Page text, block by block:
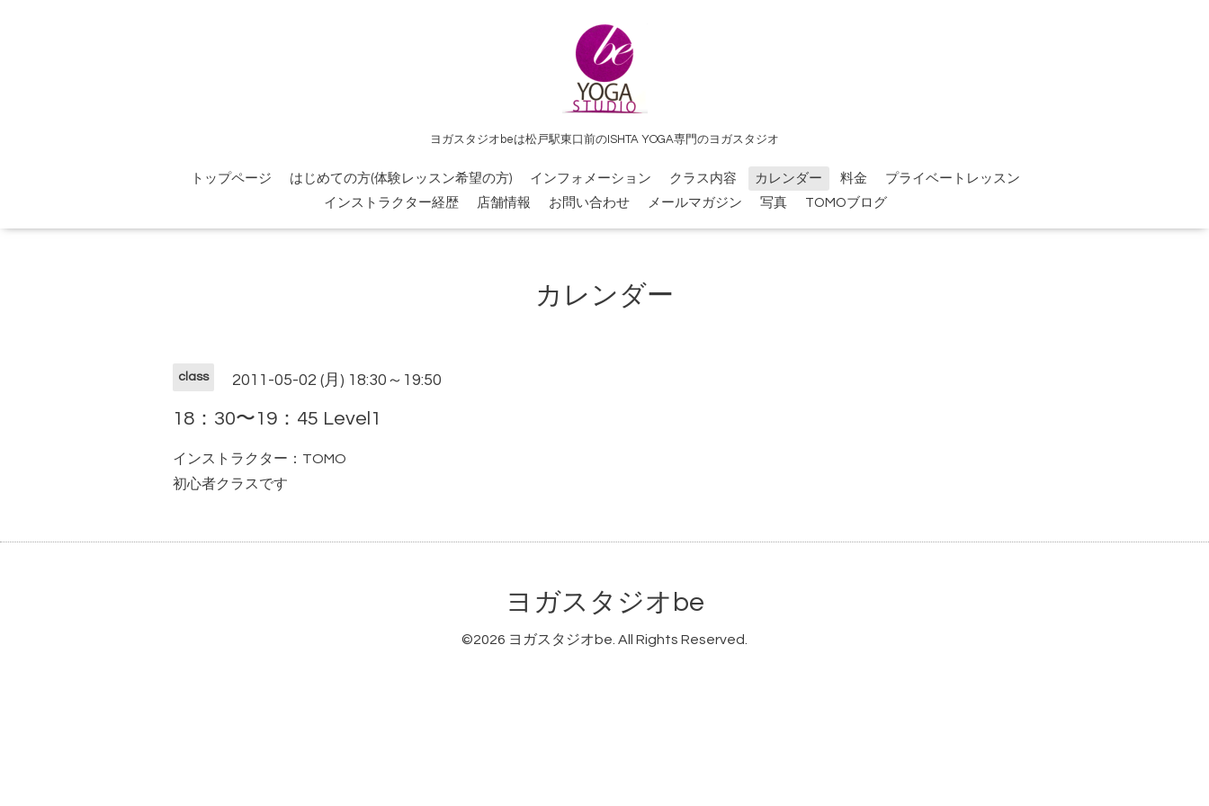
ヨガスタジオbeは松戸駅東口前のISHTA YOGA専門のヨガスタジオ
トップページ はじめての方(体験レッスン希望の方) インフォメーション クラス内容 カレンダー 料金
プライベートレッスン
インストラクター経歴
店舗情報 お問い合わせ メールマガジン 写真 TOMOブログ
カレンダー
class 2011-05-02 (月) 18:30～19:50
18：30〜19：45 Level1
インストラクター：TOMO
初心者クラスです
ヨガスタジオbe
©2026 ヨガスタジオbe. All Rights Reserved.